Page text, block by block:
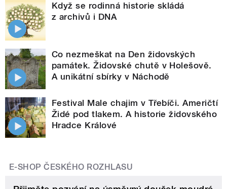
Když se rodinná historie skládá
z archivů i DNA
Co nezmeškat na Den židovských
památek. Židovské chutě v Holešově.
A unikátní sbírky v Náchodě
Festival Male chajim v Třebíči. Američtí
Židé pod tlakem. A historie židovského
Hradce Králové
E-SHOP ČESKÉHO ROZHLASU